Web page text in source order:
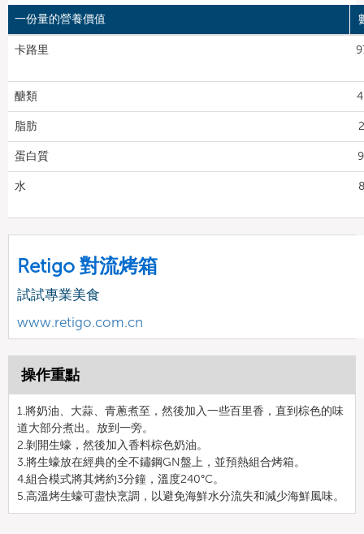
一份量的營養價值
卡路里
醣類
脂肪
蛋白質
水
Retigo 對流烤箱
試試專業美食
www.retigo.com.cn
操作重點
1.將奶油、大蒜、青蔥煮至，然後加入一些百里香，直到棕色的味
道大部分煮出。放到一旁。
2.剝開生蠔，然後加入香料棕色奶油。
3.將生蠔放在經典的全不鏽鋼GN盤上，並預熱組合烤箱。
4.組合模式將其烤約3分鐘，溫度240°C。
5.高溫烤生蠔可盡快烹調，以避免海鮮水分流失和減少海鮮風味。